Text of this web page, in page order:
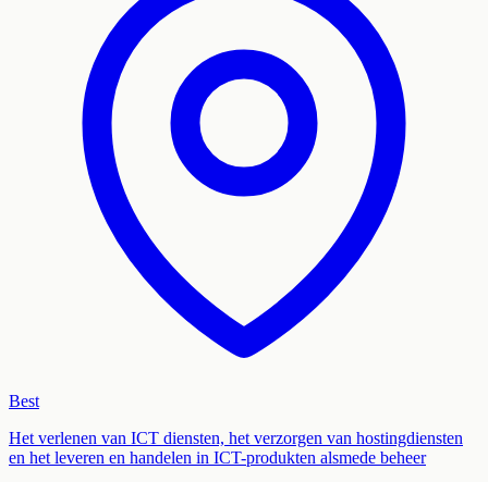
Best
Het verlenen van ICT diensten, het verzorgen van hostingdiensten
en het leveren en handelen in ICT-produkten alsmede beheer